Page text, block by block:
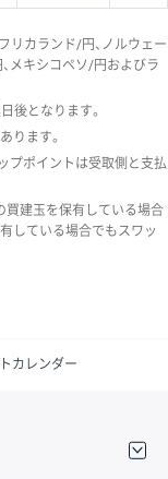
リカランド/円、ノルウェー
メキシコペソ/円およびラ
後となります。
ります。
プポイントは受取側と支払
買建玉を保有している場合
している場合でもスワッ
カレンダー